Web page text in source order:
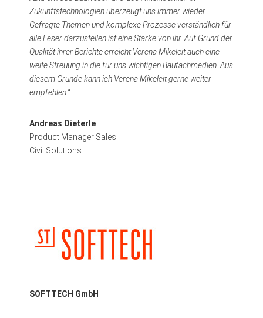
Zukunftstechnologien überzeugt uns immer wieder.
Gefragte Themen und komplexe Prozesse verständlich für
alle Leser darzustellen ist eine Stärke von ihr. Auf Grund der
Qualität ihrer Berichte erreicht Verena Mikeleit auch eine
weite Streuung in die für uns wichtigen Baufachmedien. Aus
diesem Grunde kann ich Verena Mikeleit gerne weiter
empfehlen.“
Andreas Dieterle
Product Manager Sales
Civil Solutions
SOFTTECH GmbH